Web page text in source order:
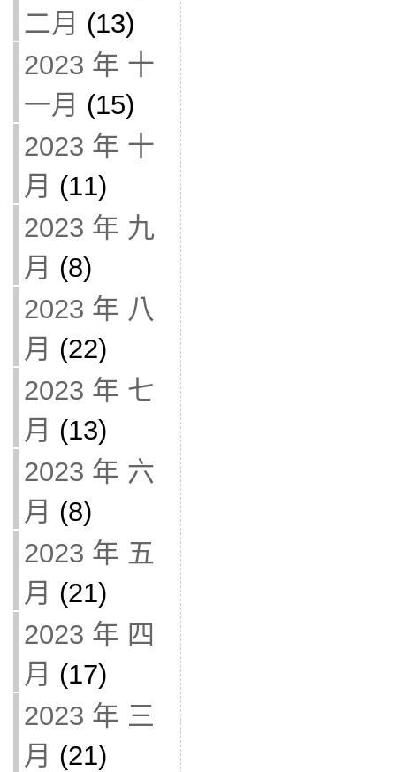
二月 (13)
2023 年 十
一月 (15)
2023 年 十
月 (11)
2023 年 九
月 (8)
2023 年 八
月 (22)
2023 年 七
月 (13)
2023 年 六
月 (8)
2023 年 五
月 (21)
2023 年 四
月 (17)
2023 年 三
月 (21)